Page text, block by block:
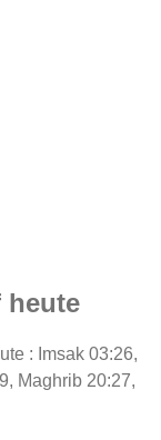
heute
: Imsak 03:26,
Maghrib 20:27,